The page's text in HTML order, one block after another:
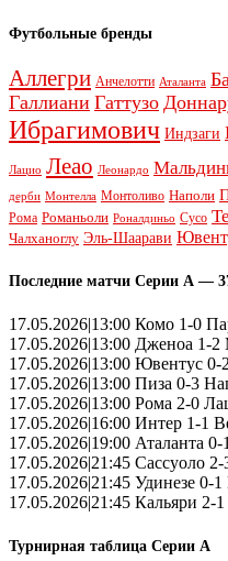
Футбольные бренды
Аллегри Анчелотти Аталанта
Галлиани Гаттузо
Ибрагимович Индзаги
Лацио Леао Леонардо
дерби Монтелла Монтоливо Наполи
Рома Романьоли Роналдиньо Сусо
Чалханоглу Эль-Шаарави
Последние матчи Серии А —
17.05.2026|13:00 Комо 1-0
17.05.2026|13:00 Дженоа 1-
17.05.2026|13:00 Ювентус
17.05.2026|13:00 Пиза 0-3
17.05.2026|13:00 Рома 2-0
17.05.2026|16:00 Интер 1-1
17.05.2026|19:00 Аталанта 0-
17.05.2026|21:45 Сассуоло
17.05.2026|21:45 Удинезе 0-
17.05.2026|21:45 Кальяри 2-
Турнирная таблица Серии А